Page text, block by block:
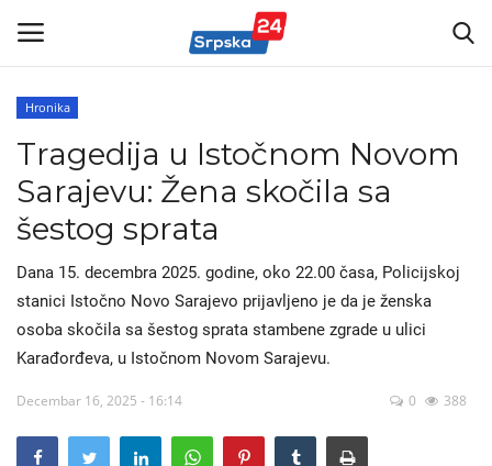
Vijesti
Kontakt
Marketing
Politika
Hronika
Tragedija u Istočnom Novom
Sarajevu: Žena skočila sa
šestog sprata
Dana 15. decembra 2025. godine, oko 22.00 časa, Policijskoj
stanici Istočno Novo Sarajevo prijavljeno je da je ženska
osoba skočila sa šestog sprata stambene zgrade u ulici
Karađorđeva, u Istočnom Novom Sarajevu.
Decembar 16, 2025 - 16:14 0 388